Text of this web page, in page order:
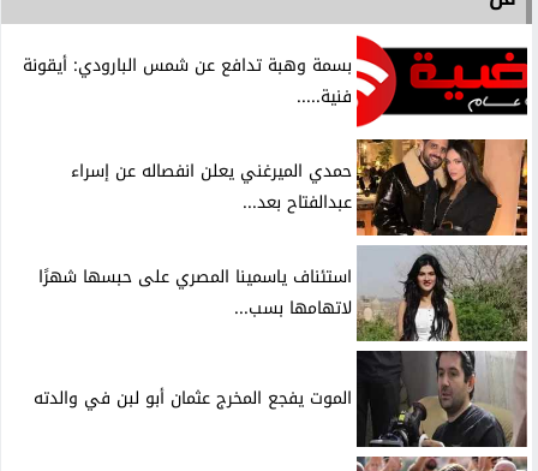
بسمة وهبة تدافع عن شمس البارودي: أيقونة
فنية.....
حمدي الميرغني يعلن انفصاله عن إسراء
عبدالفتاح بعد...
استئناف ياسمينا المصري على حبسها شهرًا
لاتهامها بسب...
الموت يفجع المخرج عثمان أبو لبن في والدته